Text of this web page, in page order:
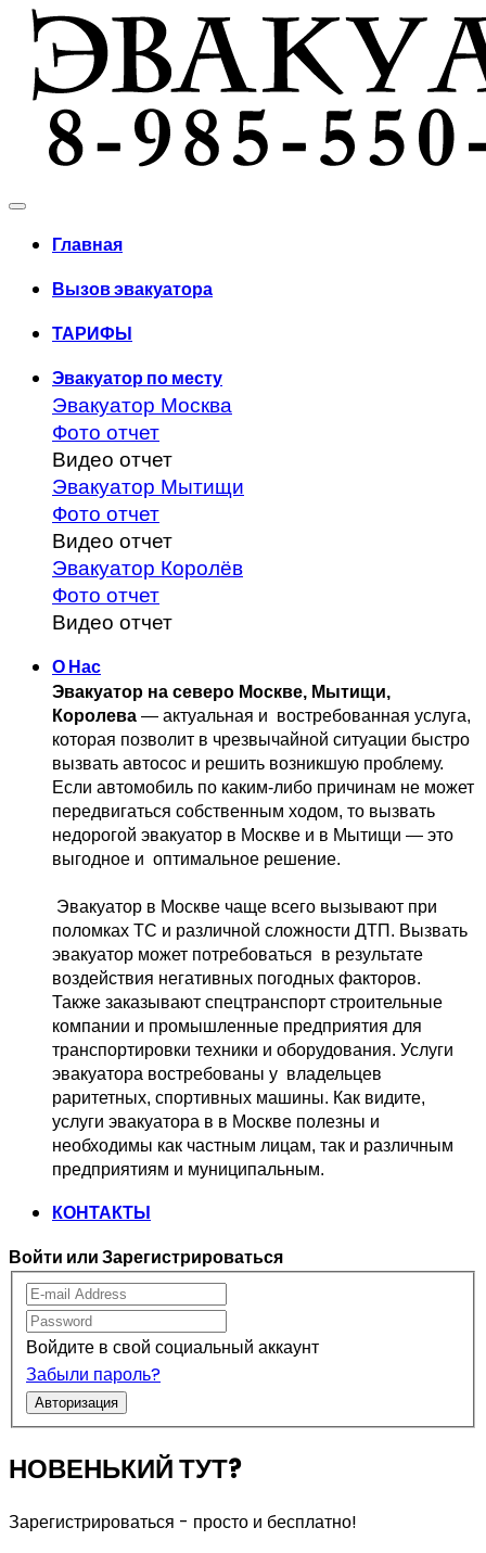
Главная
Вызов эвакуатора
ТАРИФЫ
Эвакуатор по месту
Эвакуатор Москва
Фото отчет
Видео отчет
Эвакуатор Мытищи
Фото отчет
Видео отчет
Эвакуатор Королёв
Фото отчет
Видео отчет
О Нас
Эвакуатор на северо Москве, Мытищи,
Королева — актуальная и востребованная услуга,
Если автомобиль по каким-либо причинам не может
передвигаться собственным ходом, то вызвать
недорогой эвакуатор в Москве и в Мытищи — это
выгодное и оптимальное решение.
поломках ТС и различной сложности ДТП. Вызвать
эвакуатор может потребоваться  в результате
воздействия негативных погодных факторов.
Также заказывают спецтранспорт строительные
компании и промышленные предприятия для
транспортировки техники и оборудования. Услуги
эвакуатора востребованы у  владельцев
раритетных, спортивных машины. Как видите,
услуги эвакуатора в в Москве полезны и
необходимы как частным лицам, так и различным
предприятиям и муниципальным.
КОНТАКТЫ
Войти или Зарегистрироваться
Войдите в свой социальный аккаунт
Забыли пароль?
Авторизация
НОВЕНЬКИЙ ТУТ?
Зарегистрироваться - просто и бесплатно!